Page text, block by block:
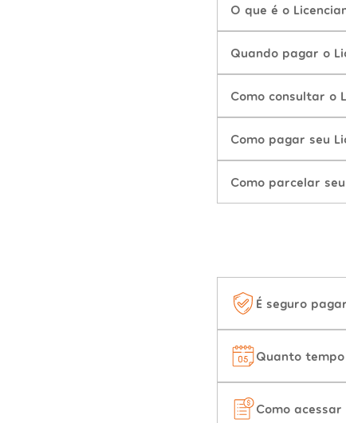
O que é o
Quando pagar o
Como consultar o
Como pagar seu
Como parcelar
É seguro
Quanto
Como